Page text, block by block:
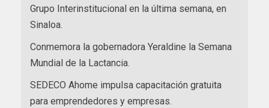
Grupo Interinstitucional en la última semana, en
Sinaloa.
Conmemora la gobernadora Yeraldine la Semana
Mundial de la Lactancia.
SEDECO Ahome impulsa capacitación gratuita
para emprendedores y empresas.